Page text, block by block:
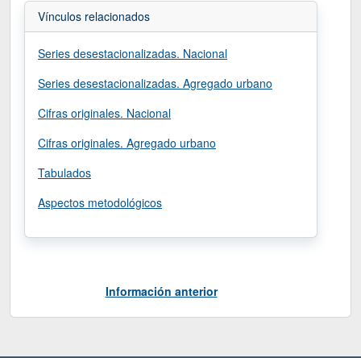
Vínculos relacionados
Series desestacionalizadas. Nacional
Series desestacionalizadas. Agregado urbano
Cifras originales. Nacional
Cifras originales. Agregado urbano
Tabulados
Aspectos metodológicos
Información anterior